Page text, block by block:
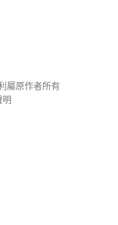
屬原作者所有
明